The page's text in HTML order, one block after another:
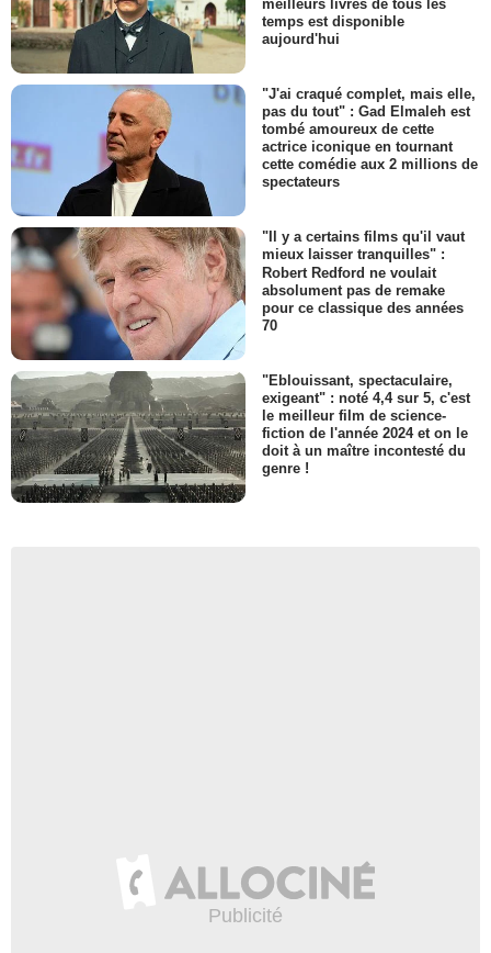
meilleurs livres de tous les
temps est disponible
aujourd'hui
"J'ai craqué complet, mais elle,
pas du tout" : Gad Elmaleh est
tombé amoureux de cette
actrice iconique en tournant
cette comédie aux 2 millions de
spectateurs
"Il y a certains films qu'il vaut
mieux laisser tranquilles" :
Robert Redford ne voulait
absolument pas de remake
pour ce classique des années
70
"Eblouissant, spectaculaire,
exigeant" : noté 4,4 sur 5, c'est
le meilleur film de science-
fiction de l'année 2024 et on le
doit à un maître incontesté du
genre !